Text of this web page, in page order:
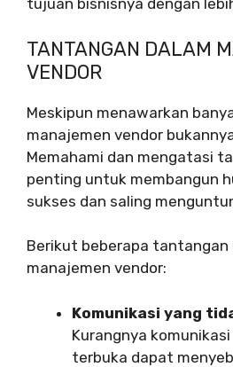
tujuan bisnisnya dengan
TANTANGAN DALAM
VENDOR
Meskipun menawarkan
manajemen vendor
Memahami dan mengatasi
penting untuk membangun
sukses dan saling
Berikut beberapa tantangan
manajemen vendor:
Komunikasi yang
Kurangnya
terbuka dapat